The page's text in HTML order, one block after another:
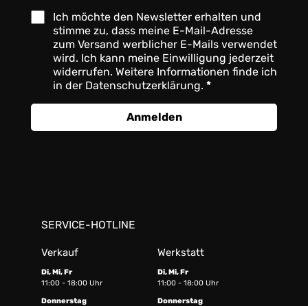
Ich möchte den Newsletter erhalten und
stimme zu, dass meine E-Mail-Adresse
zum Versand werblicher E-Mails verwendet
wird. Ich kann meine Einwilligung jederzeit
widerrufen. Weitere Informationen finde ich
in der Datenschutzerklärung.
Anmelden
SERVICE-HOTLINE
Verkauf Werkstatt
Di, Mi, Fr
11:00 - 18:00 Uhr
Di, Mi, Fr
11:00 - 18:00 Uhr
Donnerstag
Donnerstag